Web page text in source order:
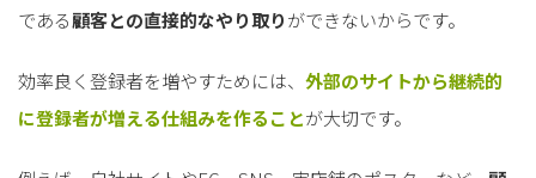
である顧客との直接的なやり取りができないからです。
効率良く登録者を増やすためには、 外部のサイトから継続的
に登録者が増える仕組みを作ることが大切です。